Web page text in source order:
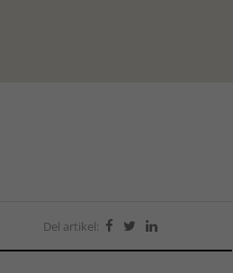
Del artikel:   